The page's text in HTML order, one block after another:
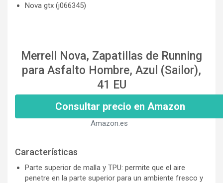
Nova gtx (j066345)
Merrell Nova, Zapatillas de Running
para Asfalto Hombre, Azul (Sailor),
41 EU
Consultar precio en Amazon
Amazon.es
Características
Parte superior de malla y TPU: permite que el aire
penetre en la parte superior para un ambiente fresco y